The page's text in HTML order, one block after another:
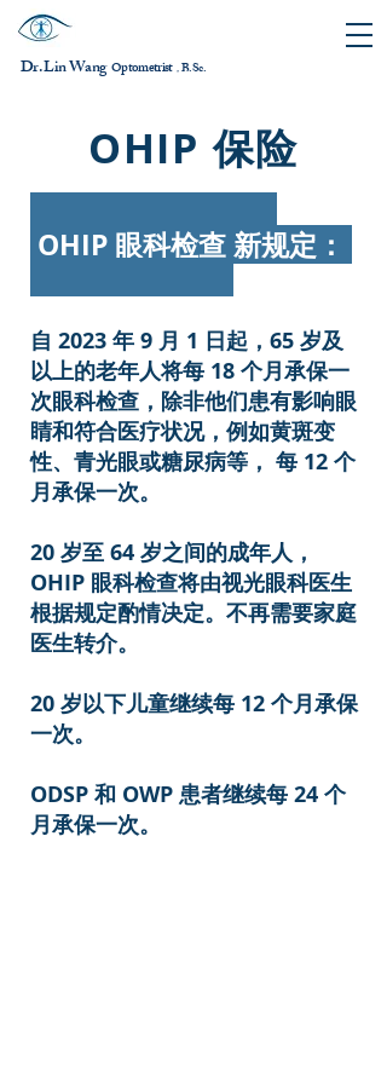
Dr. Lin WangOptometrist，B.Sc.
OHIP 保险
OHIP 眼科检查 新规定 ：
自 2023 年 9 月 1 日起，65 岁及
以上的老年人将每 18 个月承保一
次眼科检查，除非他们患有影响眼
睛和符合医疗状况，例如黄斑变
性、青光眼或糖尿病等， 每 12 个
月承保一次。 ​
20 岁至 64 岁之间的成年人，
OHIP 眼科检查将由视光眼科医生
根据规定酌情决定。不再需要家庭
医生转介。 ​
20 岁以下儿童继续每 12 个月承保
一次。 ​
ODSP 和 OWP 患者继续每 24 个
月承保一次。